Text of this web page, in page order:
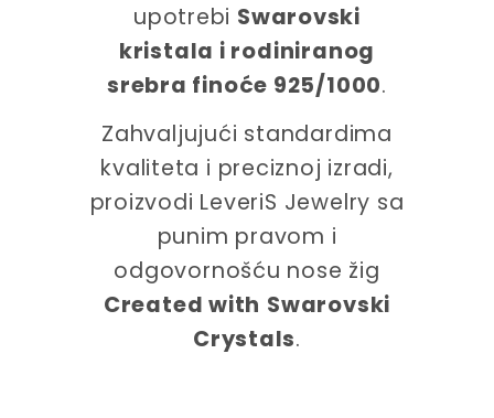
upotrebi Swarovski
kristala i rodiniranog
srebra finoće 925/1000.
Zahvaljujući standardima
kvaliteta i preciznoj izradi,
proizvodi LeveriS Jewelry sa
punim pravom i
odgovornošću nose žig
Created with Swarovski
Crystals.